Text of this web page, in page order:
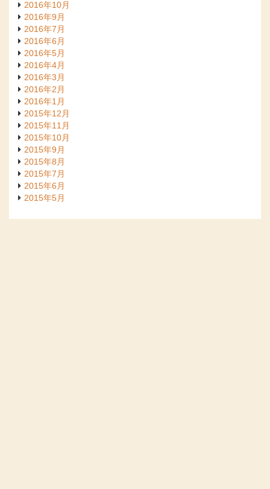
2016年10月
2016年9月
2016年7月
2016年6月
2016年5月
2016年4月
2016年3月
2016年2月
2016年1月
2015年12月
2015年11月
2015年10月
2015年9月
2015年8月
2015年7月
2015年6月
2015年5月